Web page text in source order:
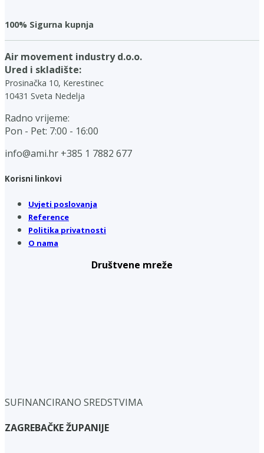
100% Sigurna kupnja
Air movement industry d.o.o.
Ured i skladište:
Prosinačka 10, Kerestinec
10431 Sveta Nedelja
Radno vrijeme:
Pon - Pet: 7:00 - 16:00
info@ami.hr +385 1 7882 677
Korisni linkovi
Uvjeti poslovanja
Reference
Politika privatnosti
O nama
Društvene mreže
SUFINANCIRANO SREDSTVIMA
ZAGREBAČKE ŽUPANIJE